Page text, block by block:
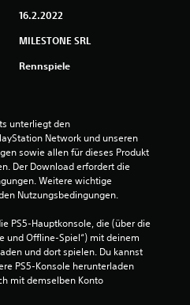
n
5
S
t
16.2.2022
MILESTONE SRL
Rennspiele
unterliegt den
Network und unseren
sowie allen für dieses Produkt
Der Download erfordert die
Weitere wichtige
Nutzungsbedingungen.
PS5-Hauptkonsole, die (über die
und Offline-Spiel“) mit deinem
und dort spielen. Du kannst
PS5-Konsole herunterladen
mit demselben Konto